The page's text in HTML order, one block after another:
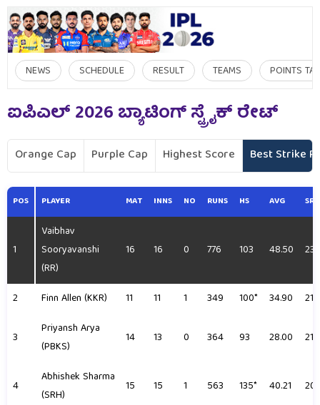
NEWS SCHEDULE RESULT TEAMS POINTS
ಐಪಿಎಲ್ 2026ಬ್ಯಾಟಿಂಗ್ ಸ್ಟ್ರೈಕ್ ರೇಟ್
Orange Cap Purple Cap Highest Score Best Strike
POS PLAYER MAT INNS NO RUNS HS AVG SR
1
Vaibhav
Sooryavanshi
(RR)
16 16 0 776 103 48.50
2 Finn Allen (KKR) 11 11 1 349 100* 34.90
3
Priyansh Arya
(PBKS)
14 13 0 364 93 28.00
4
Abhishek Sharma
(SRH)
15 15 1 563 135* 40.21